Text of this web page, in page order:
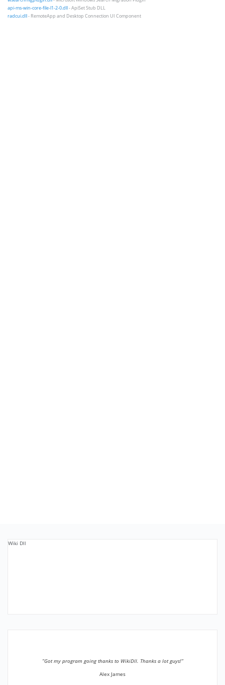
api-ms-win-core-file-l1-2-0.dll- ApiSet Stub DLL
radcui.dll- RemoteApp and Desktop Connection UI Component
Wiki Dll
”Got my program going thanks to WikiDll. Thanks a lot guys!”
Alex James